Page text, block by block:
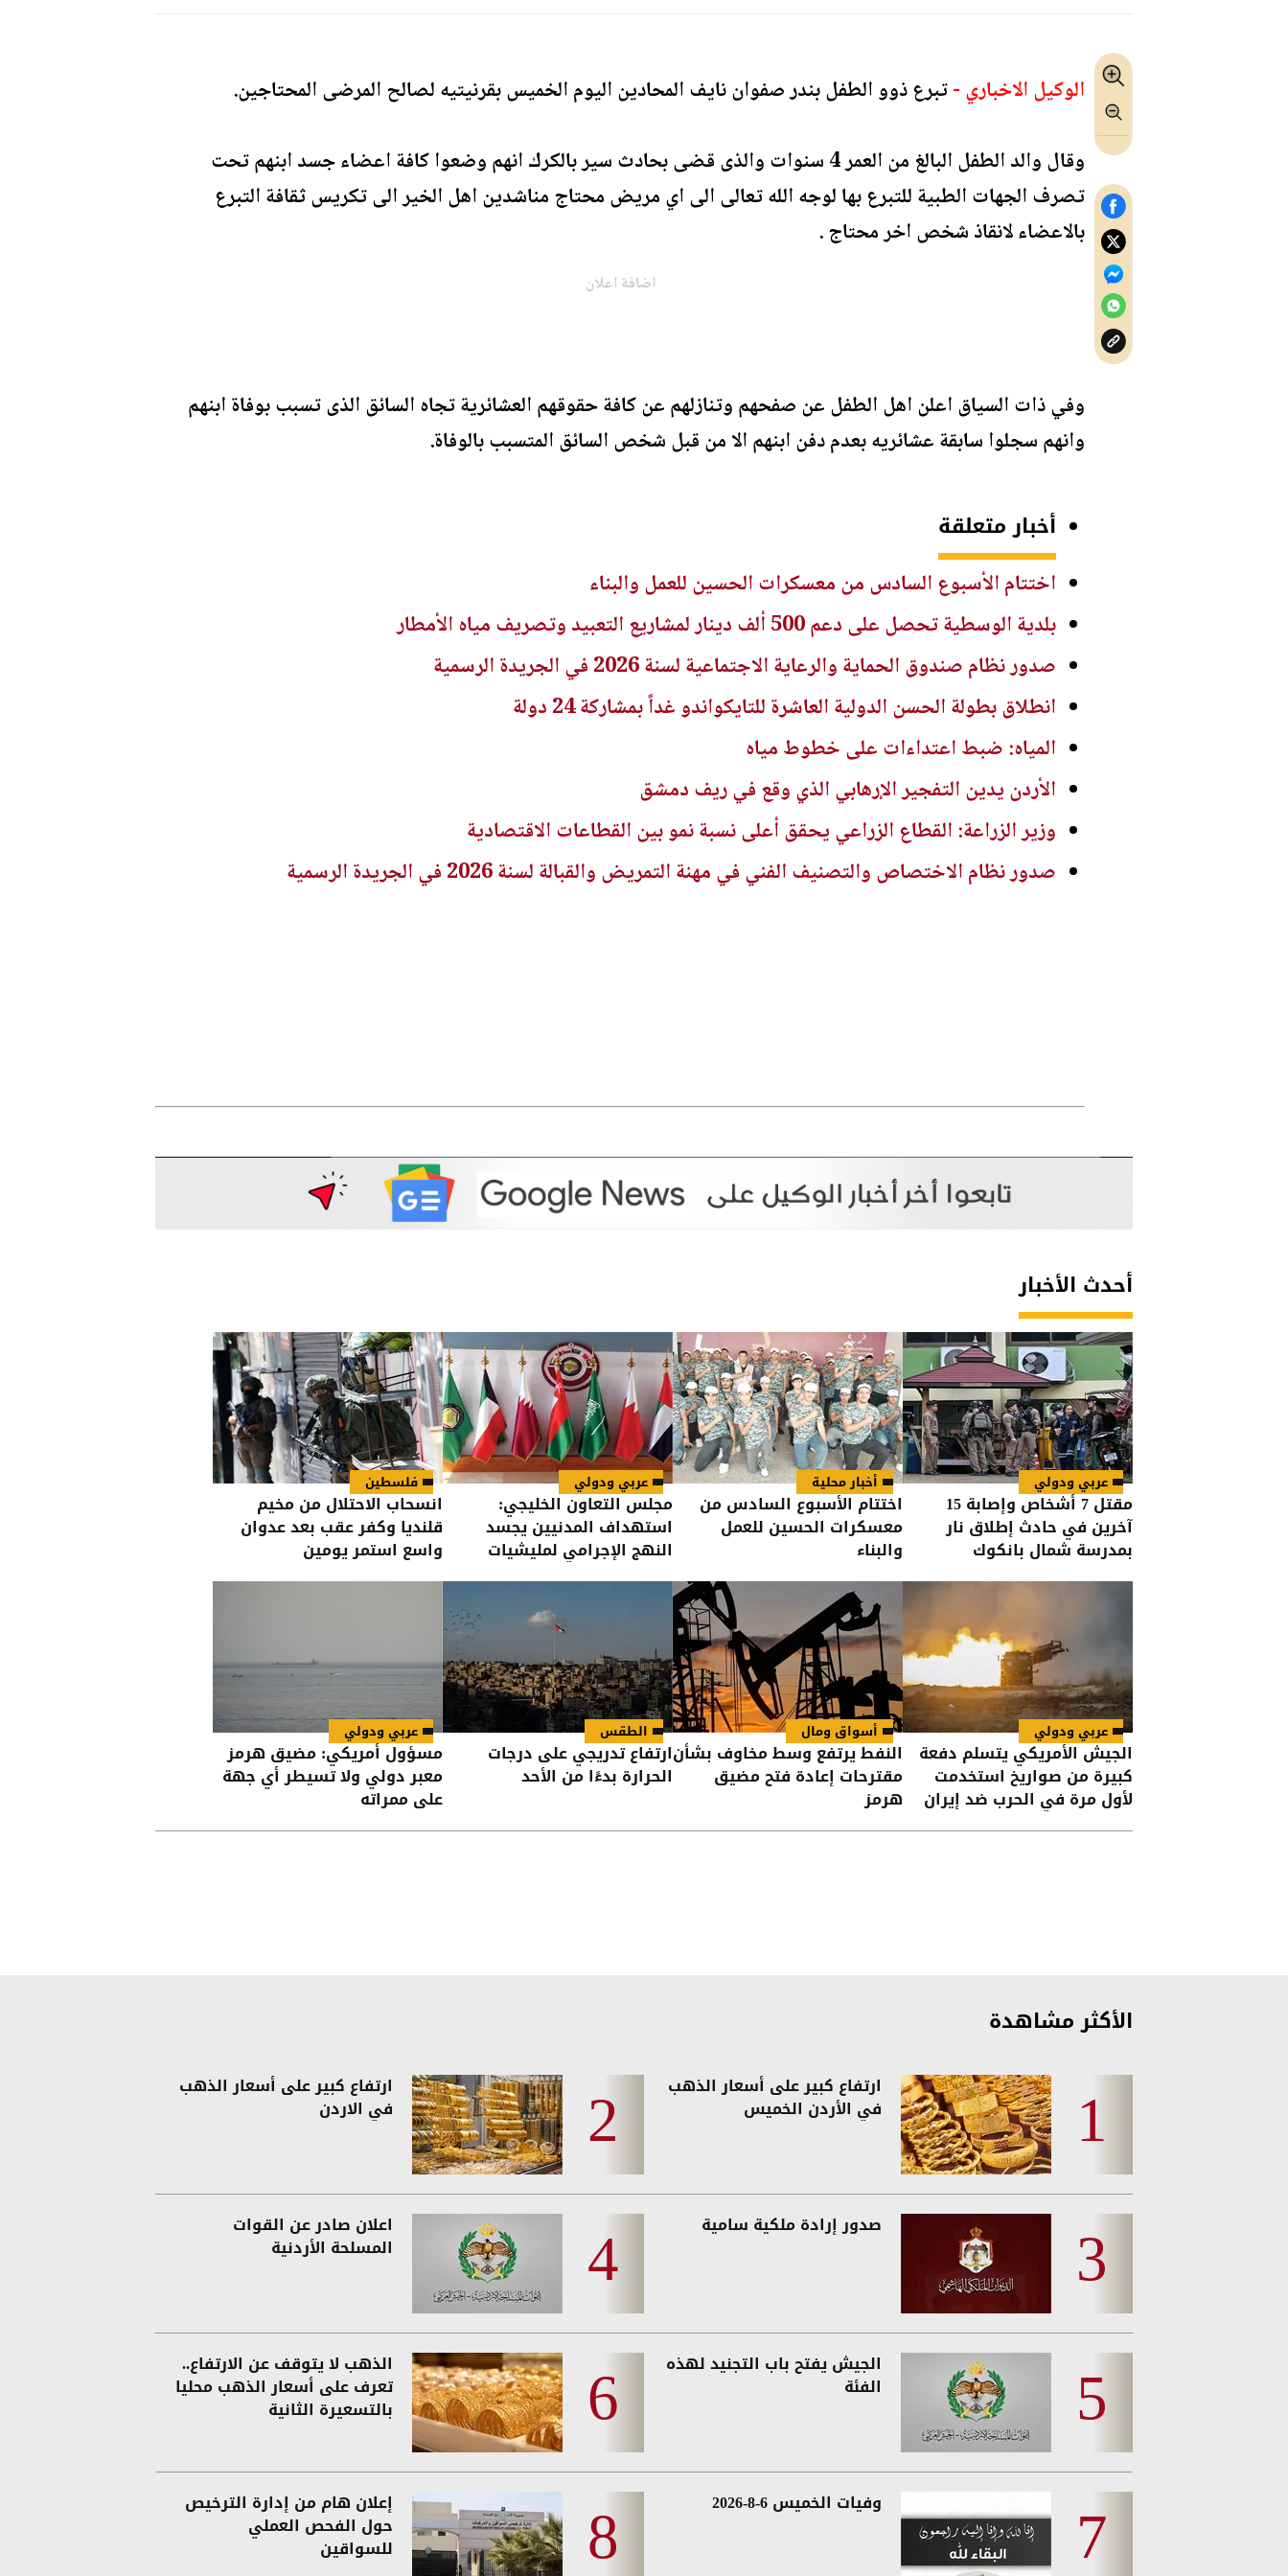
الوكيل الاخباري -تبرع ذوو الطفل بندر صفوان نايف المحادين اليوم الخميس بقرنيتيه لصالح المرضى المحتاجين.
وقال والد الطفل البالغ من العمر 4 سنوات والذى قضى بحادث سير بالكرك انهم وضعوا كافة اعضاء جسد ابنهم تحت
تصرف الجهات الطبية للتبرع بها لوجه الله تعالى الى اي مريض محتاج مناشدين اهل الخير الى تكريس ثقافة التبرع
بالاعضاء لانقاذ شخص اخر محتاج .
اضافة اعلان
وفي ذات السياق اعلن اهل الطفل عن صفحهم وتنازلهم عن كافة حقوقهم العشائرية تجاه السائق الذى تسبب بوفاة ابنهم
وانهم سجلوا سابقة عشائريه بعدم دفن ابنهم الا من قبل شخص السائق المتسبب بالوفاة.
أخبار متعلقة
اختتام الأسبوع السادس من معسكرات الحسين للعمل والبناء
بلدية الوسطية تحصل على دعم 500 ألف دينار لمشاريع التعبيد وتصريف مياه الأمطار
صدور نظام صندوق الحماية والرعاية الاجتماعية لسنة 2026 في الجريدة الرسمية
انطلاق بطولة الحسن الدولية العاشرة للتايكواندو غداً بمشاركة 24 دولة
المياه: ضبط اعتداءات على خطوط مياه
الأردن يدين التفجير الإرهابي الذي وقع في ريف دمشق
وزير الزراعة: القطاع الزراعي يحقق أعلى نسبة نمو بين القطاعات الاقتصادية
صدور نظام الاختصاص والتصنيف الفني في مهنة التمريض والقبالة لسنة 2026 في الجريدة الرسمية
أحدث الأخبار
عربي ودولي
مقتل 7 أشخاص وإصابة 15
آخرين في حادث إطلاق نار
بمدرسة شمال بانكوك
أخبار محلية
اختتام الأسبوع السادس من
معسكرات الحسين للعمل
والبناء
عربي ودولي
مجلس التعاون الخليجي:
استهداف المدنيين يجسد
النهج الإجرامي لمليشيات
فلسطين
انسحاب الاحتلال من مخيم
قلنديا وكفر عقب بعد عدوان
واسع استمر يومين
عربي ودولي
الجيش الأمريكي يتسلم دفعة
كبيرة من صواريخ استخدمت
لأول مرة في الحرب ضد إيران
أسواق ومال
النفط يرتفع وسط مخاوف بشأن
مقترحات إعادة فتح مضيق
هرمز
الطقس
ارتفاع تدريجي على درجات
الحرارة بدءًا من الأحد
عربي ودولي
مسؤول أمريكي: مضيق هرمز
معبر دولي ولا تسيطر أي جهة
على ممراته
الأكثر مشاهدة
ارتفاع كبير على أسعار الذهب
في الأردن الخميس
ارتفاع كبير على أسعار الذهب
في الاردن
صدور إرادة ملكية سامية اعلان صادر عن القوات
المسلحة الأردنية
الجيش يفتح باب التجنيد لهذه
الفئة
الذهب لا يتوقف عن الارتفاع..
تعرف على أسعار الذهب محليا
بالتسعيرة الثانية
وفيات الخميس 6-8-2026 إعلان هام من إدارة الترخيص
حول الفحص العملي
للسواقين